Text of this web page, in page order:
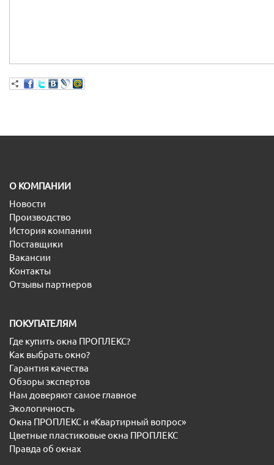
O КОМПАНИИ
Новости
Производство
История компании
Поставщики
Вакансии
Контакты
Отзывы партнеров
ПОКУПАТЕЛЯМ
Где купить окна ПРОПЛЕКС?
Как выбрать окно?
Гарантия качества
Обзоры экспертов
Нам доверяют самое главное
Экологичность
Окна ПРОПЛЕКС и «Квартирный вопрос»
Цветные пластиковые окна ПРОПЛЕКС
Правда об окнах